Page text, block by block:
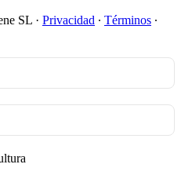
SL · Privacidad ∙ Términos ∙